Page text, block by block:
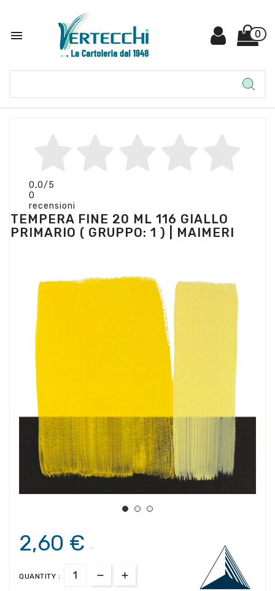
 0
0,0/5
0
recensioni
TEMPERA FINE 20 ML 116 GIALLO
PRIMARIO ( GRUPPO: 1 ) | MAIMERI
2,60 € .
QUANTITY :